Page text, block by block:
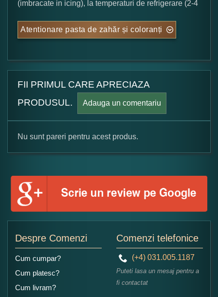
(imbracate in icing), la temperaturi de refrigerare (2-4
Atentionare pasta de zahăr și coloranți
FII PRIMUL CARE APRECIAZA
PRODUSUL.
Adauga un comentariu
Formular pareri client
Numele dumneavoastra:
Nu sunt pareri pentru acest produs.
Despre Comenzi
Cum cumpar?
Cum platesc?
Cum livram?
Comenzi telefonice
(+4) 031.005.1187
Puteti lasa un mesaj pentru a
fi contactat